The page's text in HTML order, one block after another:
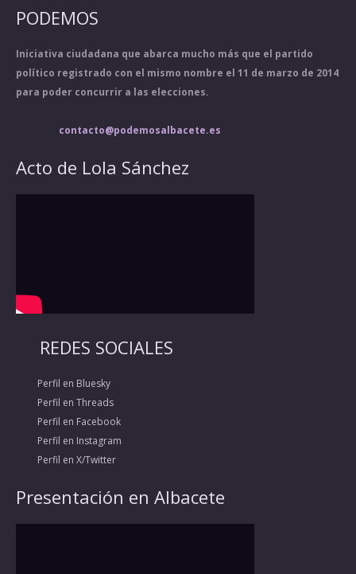
PODEMOS
Iniciativa ciudadana que abarca mucho más que el partido
político registrado con el mismo nombre el 11 de marzo de 2014
para poder concurrir a las elecciones.
contacto@podemosalbacete.es
Acto de Lola Sánchez
REDES SOCIALES
Perfil en Bluesky
Perfil en Threads
Perfil en Facebook
Perfil en Instagram
Perfil en X/Twitter
Presentación en Albacete